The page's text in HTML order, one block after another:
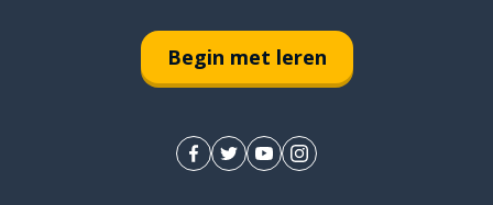
Begin met leren